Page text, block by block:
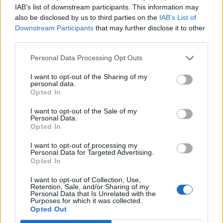
IAB’s list of downstream participants. This information may
also be disclosed by us to third parties on the IAB’s List of
Downstream Participants that may further disclose it to other
Personal Data Processing Opt Outs
I want to opt-out of the Sharing of my
personal data.
Opted In
I want to opt-out of the Sale of my
Personal Data.
Opted In
I want to opt-out of processing my
Personal Data for Targeted Advertising.
Opted In
I want to opt-out of Collection, Use,
Retention, Sale, and/or Sharing of my
Personal Data that Is Unrelated with the
Purposes for which it was collected.
Opted Out
ΔΙΑΤΡΟΦΗ 07 Αυγούστου 2026
«γεμίσει» σίδηρο τα παιδιά, χωρίς παρενέργειες
ΕΙΔΗΣΕΙΣ 07 Αυγούστου 2026 18:10
Άδωνις Γεωργιάδης από Γ.Ν. Ρόδου: Νέες προσλήψεις